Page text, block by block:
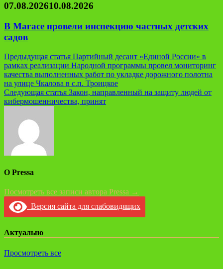
07.08.202610.08.2026
В Магасе провели инспекцию частных детских
садов
Навигация
по
записям
Предыдущая статья Партийный десант «Единой России» в
рамках реализации Народной программы провел мониторинг
качества выполненных работ по укладке дорожного полотна
на улице Чкалова в с.п. Троицкое
Следующая статья Закон, направленный на защиту людей от
кибермошенничества, принят
О Pressa
Посмотреть все записи автора Pressa →
Версия сайта для слабовидящих
Актуально
Просмотреть все